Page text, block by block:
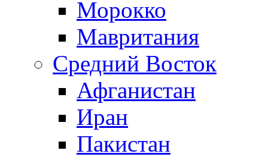
Морокко
Мавритания
Средний Восток
Афганистан
Иран
Пакистан